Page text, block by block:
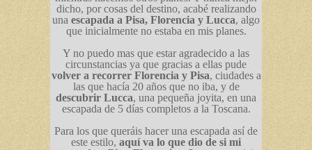
dicho, por cosas del destino, acabé realizando
una escapada a Pisa, Florencia y Lucca, algo
que inicialmente no estaba en mis planes.
Y no puedo mas que estar agradecido a las
circunstancias ya que gracias a ellas pude
volver a recorrer Florencia y Pisa, ciudades a
las que hacía 20 años que no iba, y de
descubrir Lucca, una pequeña joyita, en una
escapada de 5 días completos a la Toscana.
Para los que queráis hacer una escapada así de
este estilo, aquí va lo que dio de si mi